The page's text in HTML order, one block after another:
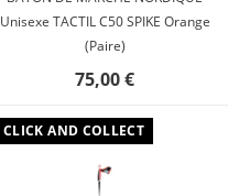
Unisexe TACTIL C50 SPIKE Orange
(Paire)
75,00 €
CLICK AND COLLECT